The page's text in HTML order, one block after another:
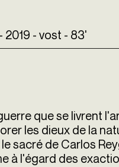
2019 - vost - 83'
que se livrent
les dieux de la
sacré de Carlos
à l'égard des